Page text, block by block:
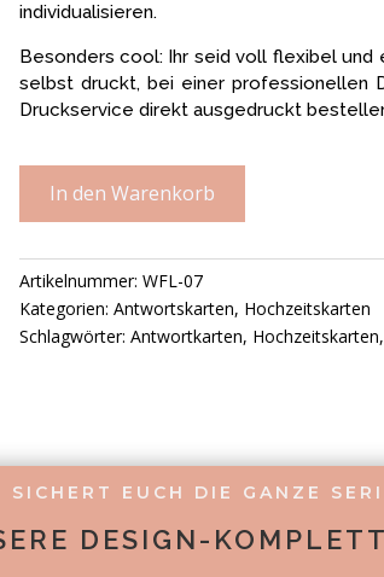
individualisieren.
Besonders cool: Ihr seid voll flexibel und
selbst druckt, bei einer professionellen
Druckservice direkt ausgedruckt
In den Warenkorb
Artikelnummer: WFL-07
Kategorien: Antwortskarten, Hochzeitskarten
Schlagwörter: Antwortkarten, Hochzeitskarten,
SICHERT EUCH DIE GANZE
DESIGN-